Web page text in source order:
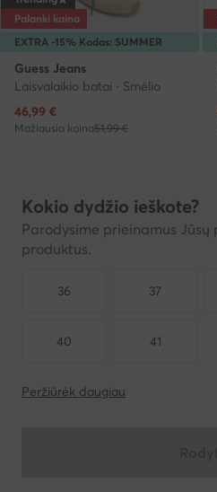
EXTRA -15% Kodas: SUMMER
Palanki kaina
Guess Jeans
Laisvalaikio batai · Smėlio
Dabartinė kaina
46,99 €
Mažiausia kaina51,99 €
Kokio dydžio ieškote?
Parodysime prieinamus
produktus.
36 37
40 41
Peržiūrėk daugiau